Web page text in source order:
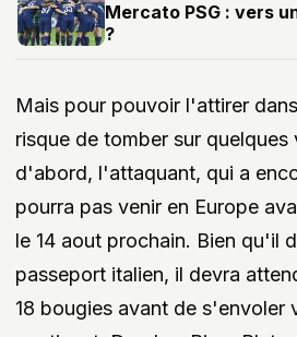
Mercato PSG : vers
?
Mais pour pouvoir l'attirer
risque de tomber sur quelques
d'abord, l'attaquant, qui a
pourra pas venir en Europe
le 14 aout prochain. Bien qu'il
passeport italien, il devra
18 bougies avant de s'envoler